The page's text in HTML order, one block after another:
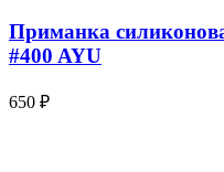
Приманка
#400 AYU
650 ₽